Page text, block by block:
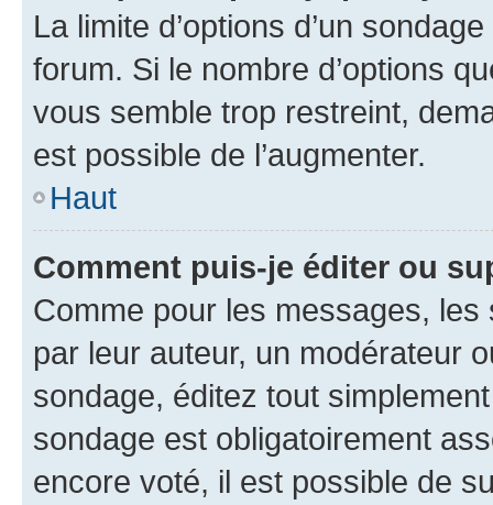
La limite d’options d’un
forum. Si le nombre d’options
vous semble trop restreint,
est possible de l’augmenter.
Haut
Comment puis-je éditer ou
Comme pour les messages,
par leur auteur, un modérateur
sondage, éditez tout
sondage est obligatoirement
encore voté, il est possible de